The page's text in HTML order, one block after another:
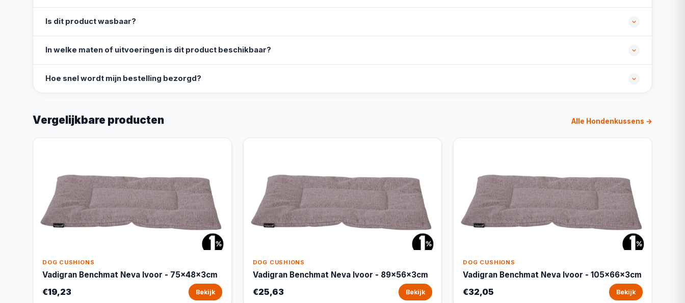
Is dit product wasbaar?
In welke maten of uitvoeringen is dit product beschikbaar?
Hoe snel wordt mijn bestelling bezorgd?
Vergelijkbare producten Alle Hondenkussens →
DOG CUSHIONS
Vadigran Benchmat Neva Ivoor - 75x48x3cm
€19,23 Bekijk
DOG CUSHIONS
Vadigran Benchmat Neva Ivoor - 89x56x3cm
€25,63 Bekijk
DOG CUSHIONS
Vadigran Benchmat Neva Ivoor - 105x66x3cm
€32,05 Bekijk